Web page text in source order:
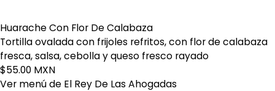
Huarache Con Flor De Calabaza
Tortilla ovalada con frijoles refritos, con flor de calabaza
fresca, salsa, cebolla y queso fresco rayado
$55.00 MXN
Ver menú de El Rey De Las Ahogadas